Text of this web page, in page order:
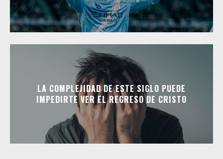
LA COMPLEJIDAD DE ESTE SIGLO PUEDE
IMPEDIRTE VER EL REGRESO DE CRISTO